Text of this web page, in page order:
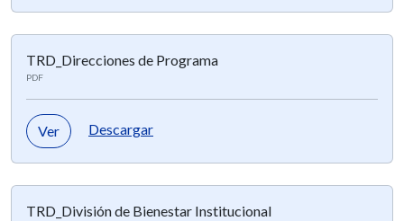
TRD_Direcciones de Programa
PDF
Ver Descargar
TRD_División de Bienestar Institucional